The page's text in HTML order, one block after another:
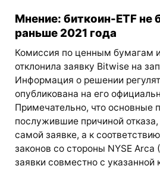
Мнение: биткоин-ETF не
раньше 2021 года
Комиссия по ценным бумагам
отклонила заявку Bitwise на
Информация о решении
опубликована на его
Примечательно, что основные
послужившие причиной отказа,
самой заявке, а к
законов со стороны NYSE
заявки совместно с указанной